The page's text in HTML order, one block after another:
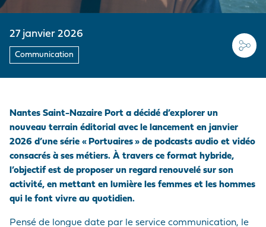
27 janvier 2026
Communication
Nantes Saint-Nazaire Port a décidé d’explorer un
nouveau terrain éditorial avec le lancement en janvier
2026 d’une série « Portuaires » de podcasts audio et vidéo
consacrés à ses métiers. À travers ce format hybride,
l’objectif est de proposer un regard renouvelé sur son
activité, en mettant en lumière les femmes et les hommes
qui le font vivre au quotidien.
Pensé de longue date par le service communication, le
PRÉ/POST
PORTUAIRES
ANNUAIRE DES
PROFESSIONNELS
PORTUAIRES
MARCHÉS PUBLICS
Marchés publics